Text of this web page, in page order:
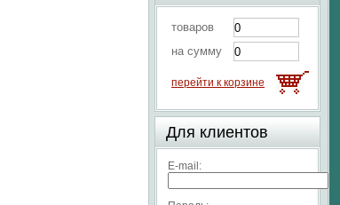
товаров
на сумму
перейти к корзине
Для клиентов
E-mail: